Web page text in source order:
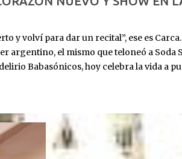
y volví para dar un recital”, ese es
argentino, el mismo que teloneó a Soda
Babasónicos, hoy celebra la vida a
Lo reviven. Sube al puesto 1 de la lista
2025: sale el álbum. HOY, 6/11, 21 hs: La
que estoy vivo, no presentar un disco
todavía con la cicatriz fresca pero la